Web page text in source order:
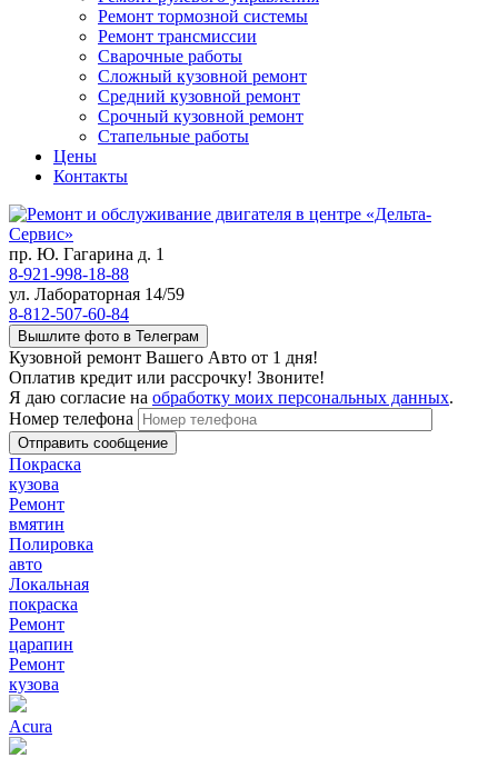
Ремонт тормозной системы
Ремонт трансмиссии
Сварочные работы
Сложный кузовной ремонт
Средний кузовной ремонт
Срочный кузовной ремонт
Стапельные работы
Цены
Контакты
пр. Ю. Гагарина д. 1
8-921-998-18-88
ул. Лабораторная 14/59
8-812-507-60-84
Вышлите фото в Телеграм
Кузовной ремонт Вашего Авто от 1 дня!
Оплатив кредит или рассрочку! Звоните!
Я даю согласие на обработку моих персональных данных.
Номер телефона
Покраска
кузова
Ремонт
вмятин
Полировка
авто
Локальная
покраска
Ремонт
царапин
Ремонт
кузова
Acura